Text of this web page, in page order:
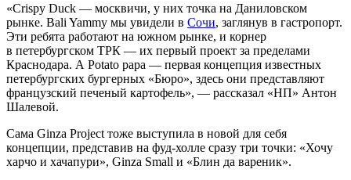
«Crispy Duck — москвичи, у них точка на Даниловском
рынке. Bali Yammy мы увидели в Сочи, заглянув в гастропорт.
Эти ребята работают на южном рынке, и корнер
в петербургском ТРК — их первый проект за пределами
Краснодара. А Potato papa — первая концепция известных
петербургских бургерных «Бюро», здесь они представляют
французский печеный картофель», — рассказал «НП» Антон
Шалевой.
Сама Ginza Project тоже выступила в новой для себя
концепции, представив на фуд-холле сразу три точки: «Хочу
харчо и хачапури», Ginza Small и «Блин да вареник».